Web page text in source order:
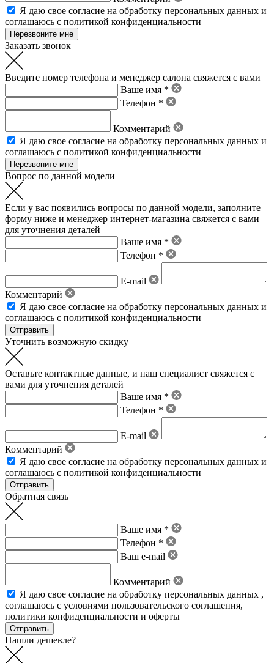
Я даю свое согласие на обработку персональных данных и
соглашаюсь с политикой конфиденциальности
Заказать звонок
Введите номер телефона и менеджер салона свяжется с вами
Ваше имя *
Телефон *
Комментарий
Я даю свое согласие на обработку персональных данных и
соглашаюсь с политикой конфиденциальности
Вопрос по данной модели
Если у вас появились вопросы по данной модели, заполните
форму ниже и менеджер интернет-магазина свяжется с вами
для уточнения деталей
Ваше имя *
Телефон *
E-mail
Комментарий
Я даю свое согласие на обработку персональных данных и
соглашаюсь с политикой конфиденциальности
Уточнить возможную скидку
Оставьте контактные данные, и наш специалист свяжется с
вами для уточнения деталей
Ваше имя *
Телефон *
E-mail
Комментарий
Я даю свое согласие на обработку персональных данных и
соглашаюсь с политикой конфиденциальности
Обратная связь
Ваше имя *
Телефон *
Ваш e-mail
Комментарий
Я даю свое согласие на обработку персональных данных ,
соглашаюсь с условиями пользовательского соглашения,
политики конфиденциальности и оферты
Нашли дешевле?